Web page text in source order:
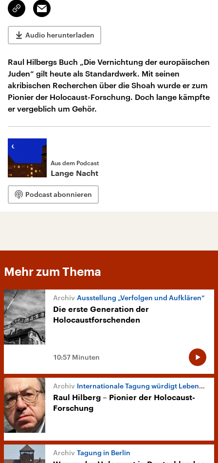
Link
kopieren/teilen
Email
Audio herunterladen
Raul Hilbergs Buch „Die Vernichtung der europäischen
Juden“ gilt heute als Standardwerk. Mit seinen
akribischen Recherchen über die Shoah wurde er zum
Pionier der Holocaust-Forschung. Doch lange kämpfte
er vergeblich um Gehör.
Aus dem Podcast
Lange Nacht
Podcast abonnieren
Mehr zum Thema
Ausstellung „Verfolgen und Aufklären“
Die erste Generation der
Holocaustforschenden
10:57 Minuten
Internationale Tagung würdigt Lebenswerk
Raul Hilberg – Pionier der Holocaust-
Forschung
Tagung in Berlin